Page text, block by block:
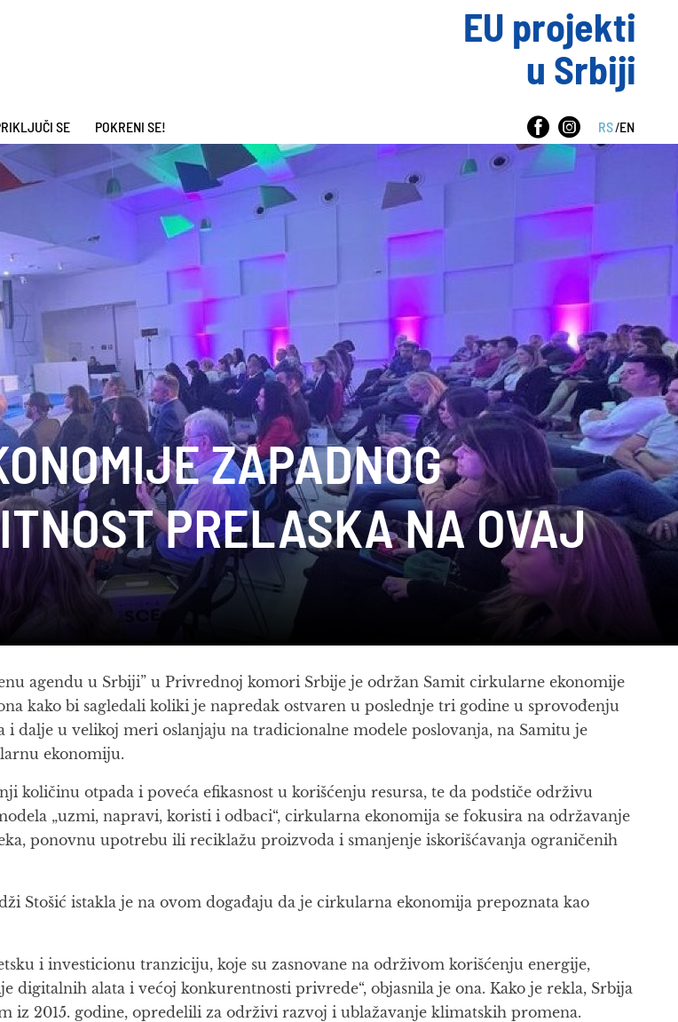
EU projekti
u Srbiji
SE POKRENI SE! RS/EN
ZAPADNOG
PRELASKA NA OVAJ
agendu u Srbiji” u Privrednoj komori Srbije je održan Samit cirkularne ekonomije
kako bi sagledali koliki je napredak ostvaren u poslednje tri godine u sprovođenju
dalje u velikoj meri oslanjaju na tradicionalne modele poslovanja, na Samitu je
ekonomiju.
količinu otpada i poveća efikasnost u korišćenju resursa, te da podstiče održivu
„uzmi, napravi, koristi i odbaci“, cirkularna ekonomija se fokusira na održavanje
ponovnu upotrebu ili reciklažu proizvoda i smanjenje iskorišćavanja ograničenih
Stošić istakla je na ovom događaju da je cirkularna ekonomija prepoznata kao
i investicionu tranziciju, koje su zasnovane na održivom korišćenju energije,
alata i većoj konkurentnosti privrede“, objasnila je ona. Kako je rekla, Srbija
iz 2015. godine, opredelili za održivi razvoj i ublažavanje klimatskih promena.